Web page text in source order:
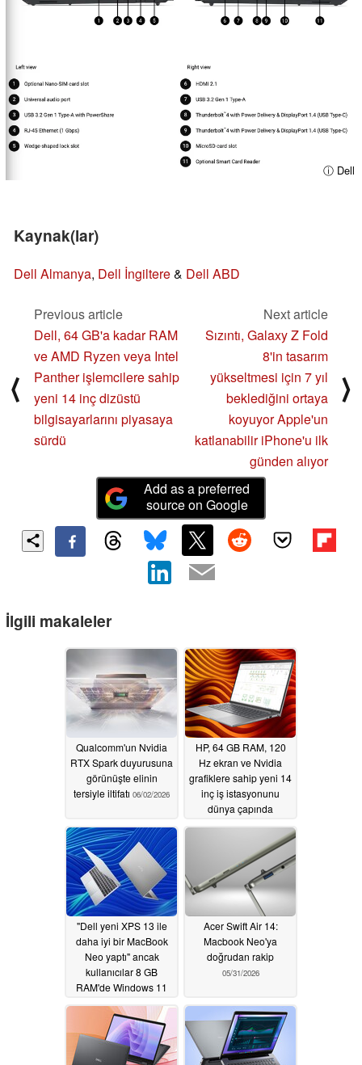
ⓘ Dell
Kaynak(lar)
Dell Almanya, Dell İngiltere& Dell ABD
⟨
Previous article
Dell, 64 GB'a kadar RAM
ve AMD Ryzen veya Intel
Panther işlemcilere sahip
yeni 14 inç dizüstü
bilgisayarlarını piyasaya
sürdü
Next article
Sızıntı, Galaxy Z Fold
8'in tasarım
yükseltmesi için 7 yıl
beklediğini ortaya
koyuyor Apple'un
katlanabilir iPhone'u ilk
günden alıyor
⟩
Add as a preferred
source on Google
İlgili makaleler
Qualcomm'un Nvidia
RTX Spark duyurusuna
görünüşte elinin
tersiyle iltifatı 06/02/2026
HP, 64 GB RAM, 120
Hz ekran ve Nvidia
grafiklere sahip yeni 14
inç iş istasyonunu
dünya çapında
"Dell yeni XPS 13 ile
daha iyi bir MacBook
Neo yaptı" ancak
kullanıcılar 8 GB
RAM'de Windows 11
06/01/2026
Acer Swift Air 14:
Macbook Neo'ya
doğrudan rakip
05/31/2026